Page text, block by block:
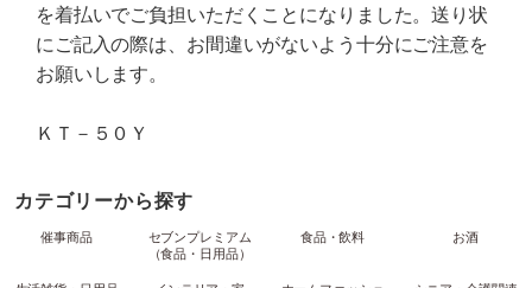
を着払いでご負担いただくことになりました。送り状
にご記入の際は、お間違いがないよう十分にご注意を
お願いします。
ＫＴ－５０Ｙ
カテゴリーから探す
催事商品
セブンプレミアム
（食品・日用品）
食品・飲料 お酒